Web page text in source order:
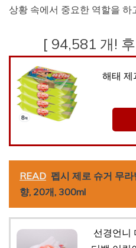
상황 속에서 중요한 역할을 하
[ 94,581 개!
해태 제
READ 펩시 제로 슈거 무
향, 20개, 300ml
선경언니